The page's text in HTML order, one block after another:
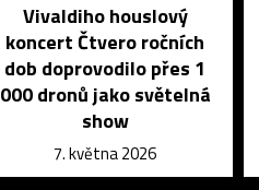
Vivaldiho houslový
koncert Čtvero ročních
dob doprovodilo přes 1
000 dronů jako světelná
show
7. května 2026